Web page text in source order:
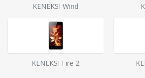
KENEKSI Wind
KENEKSI Fire 2